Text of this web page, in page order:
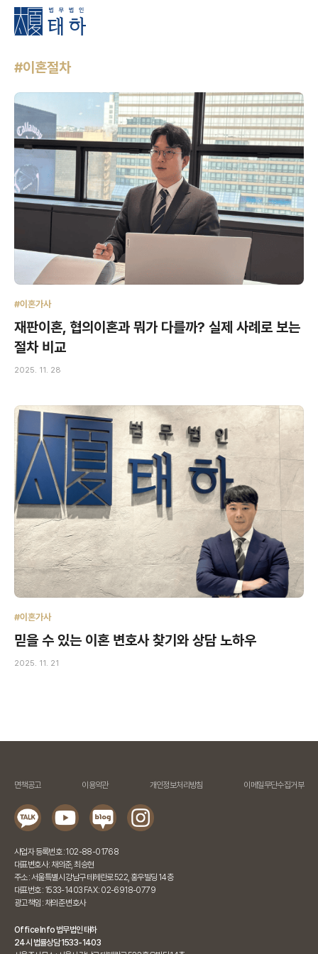
#이혼절차
#이혼가사
재판이혼, 협의이혼과 뭐가 다를까? 실제 사례로 보는
절차 비교
2025. 11. 28
#이혼가사
믿을 수 있는 이혼 변호사 찾기와 상담 노하우
2025. 11. 21
면책공고 이용약관 개인정보처리방침 이메일무단수집거부
사업자 등록번호 : 102-88-01768
대표변호사 : 채의준, 최승현
주소 : 서울특별시 강남구 테헤란로 522, 홍우빌딩 14층
대표번호 : 1533-1403 FAX : 02-6918-0779
광고책임 : 채의준 변호사
Office Info 법무법인 태하
24시 법률상담 1533-1403